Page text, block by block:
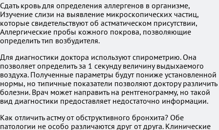
Сдать кровь для определения аллергенов в организме,
Изучение слизи на выявление микроскопических частиц,
которые свидетельствуют об астматическом присутствии,
Аллергические пробы кожного покрова, позволяющие
определить тип возбудителя.
Для диагностики доктора используют спирометрию. Она
позволяет определить за 1 секунду величину выдыхаемого
воздуха. Полученные параметры будут пониже установленной
нормы, но типичные показатели позволяют доктору различить
болезни. Врач может направить на рентгенограмму, но такой
вид диагностики предоставляет недостаточно информации.
Как отличить астму от обструктивного бронхита? Обе
патологии не особо различаются друг от друга. Клинические